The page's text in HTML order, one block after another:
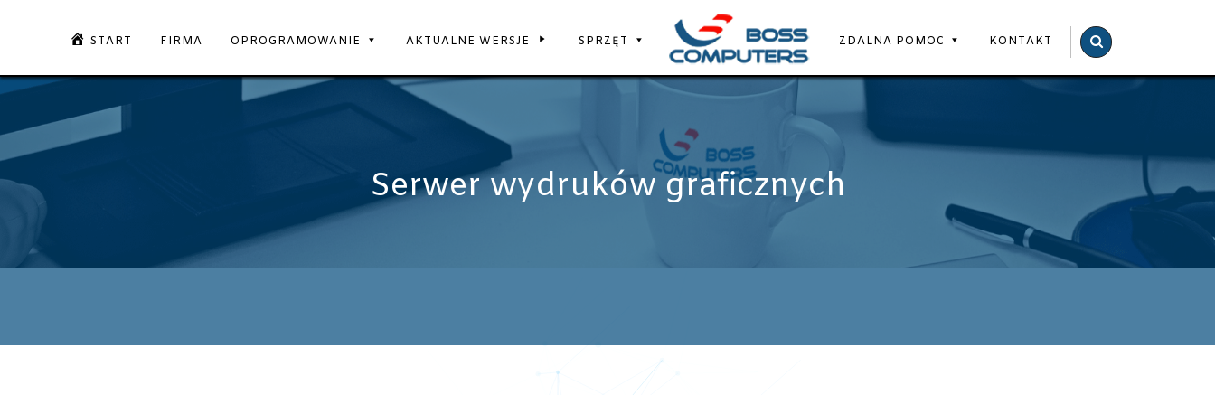
START FIRMA OPROGRAMOWANIE AKTUALNE WERSJE SPRZĘT
COMPUTERS
ZDALNA POMOC KONTAKT
Serwer wydruków graficznych